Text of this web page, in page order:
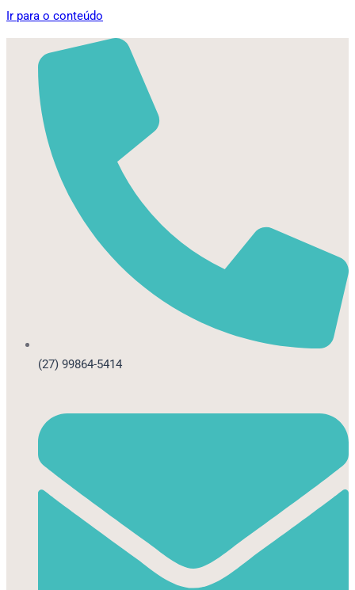
Ir para o conteúdo
(27) 99864-5414